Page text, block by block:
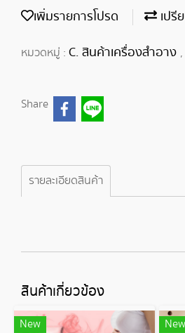
เพิ่มรายการโปรด เปรี
หมวดหมู่ : C. สินค้าเครื่องสำอาง ,
Share
รายละเอียดสินค้า
สินค้าเกี่ยวข้อง
New New